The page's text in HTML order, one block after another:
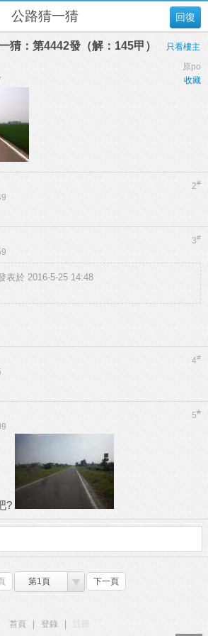
回復
公路猜一猜
猜：第4442發（解：145甲）
只看樓主
原po
收藏
2#
3#
表於 2016-5-25 14:48
4#
5#
?
第1頁 下一頁
首頁 登錄